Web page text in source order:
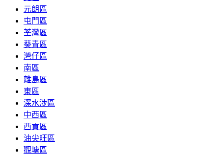
元朗區
屯門區
荃灣區
葵青區
灣仔區
南區
離島區
東區
深水涉區
中西區
西貢區
油尖旺區
觀塘區